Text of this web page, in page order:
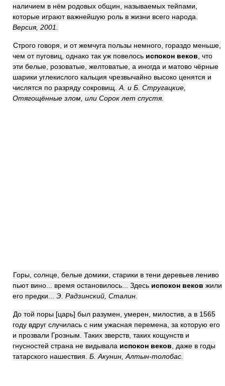
наличием в нём родовых общин, называемых тейпами,
которые играют важнейшую роль в жизни всего народа.
Версия, 2001.
Строго говоря, и от жемчуга пользы немного, гораздо меньше,
чем от пуговиц, однако так уж повелось испокон веков , что
эти белые, розоватые, желтоватые, а иногда и матово чёрные
шарики углекислого кальция чрезвычайно высоко ценятся и
числятся по разряду сокровищ. А. и Б. Стругацкие,
Отягощённые злом, или Сорок лет спустя.
Горы, солнце, белые домики, старики в тени деревьев лениво
пьют вино... время остановилось... Здесь испокон веков жили
его предки... Э. Радзинский, Сталин.
До той поры [царь] был разумен, умерен, милостив, а в 1565
году вдруг случилась с ним ужасная перемена, за которую его
и прозвали Грозным. Таких зверств, таких кощунств и
гнусностей страна не видывала испокон веков , даже в годы
татарского нашествия. Б. Акунин, Алтын-толобас.